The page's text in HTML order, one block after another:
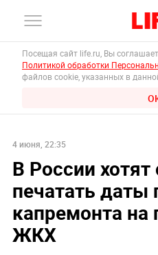
Посещая сайт life.ru, Вы
Политикой обработки
файлов cookie, указанных в
4 июня, 22:35
В России хотят
печатать даты
капремонта на
ЖКХ